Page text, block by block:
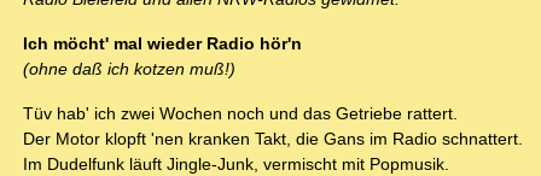
Ich möcht' mal wieder Radio hör'n
(ohne daß ich kotzen muß!)
Tüv hab' ich zwei Wochen noch und das Getriebe rattert.
Der Motor klopft 'nen kranken Takt, die Gans im Radio schnattert.
Im Dudelfunk läuft Jingle-Junk, vermischt mit Popmusik.